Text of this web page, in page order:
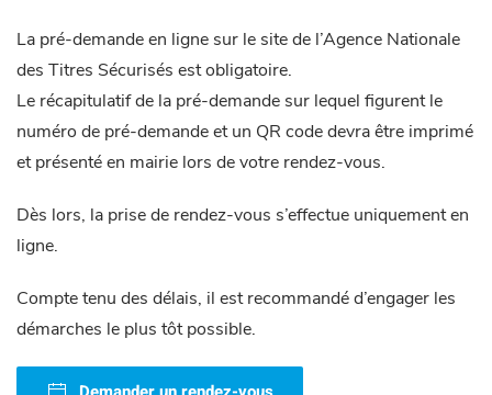
La pré-demande en ligne sur le site de l’Agence Nationale
des Titres Sécurisés est obligatoire.
Le récapitulatif de la pré-demande sur lequel figurent le
numéro de pré-demande et un QR code devra être imprimé
et présenté en mairie lors de votre rendez-vous.
Dès lors, la prise de rendez-vous s’effectue uniquement en
ligne.
Compte tenu des délais, il est recommandé d’engager les
démarches le plus tôt possible.